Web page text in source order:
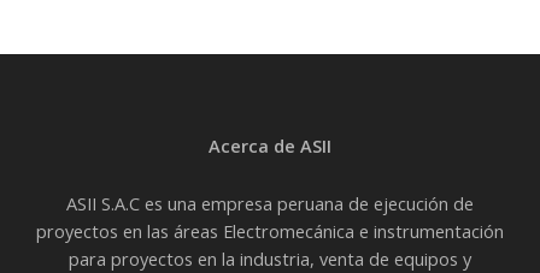
Acerca de ASII
ASII S.A.C es una empresa peruana de ejecución de
proyectos en las áreas Electromecánica e instrumentación
para proyectos en la industria, venta de equipos y